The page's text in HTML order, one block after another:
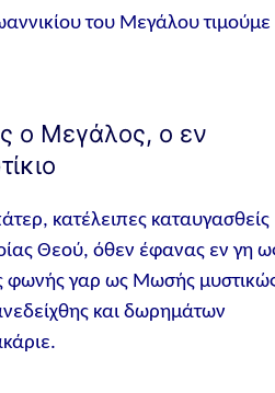
του Μεγάλου τιμούμε
ο Μεγάλος, ο εν
κατέλειπες καταυγασθείς
Θεού, όθεν έφανας εν γη
φωνής γαρ ως Μωσής
και δωρημάτων